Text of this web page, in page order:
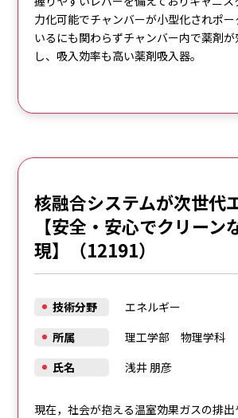
力化可能でチャンバーが小型化されポ
いるにも関わらずチャンバー内で薬剤
し、吸入効率も高い薬剤吸入器。
核融合システムが次世代
【安全・安心でクリーン
現】（12191）
技術分野
エネルギー
所属
理工学部 物理学科
氏名
浅井 朋彦
現在，社会が抱える温室効果ガスの排